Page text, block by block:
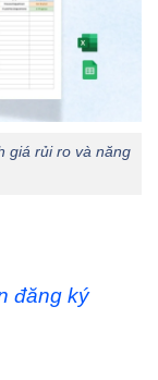
giá rủi ro và năng
đăng ký